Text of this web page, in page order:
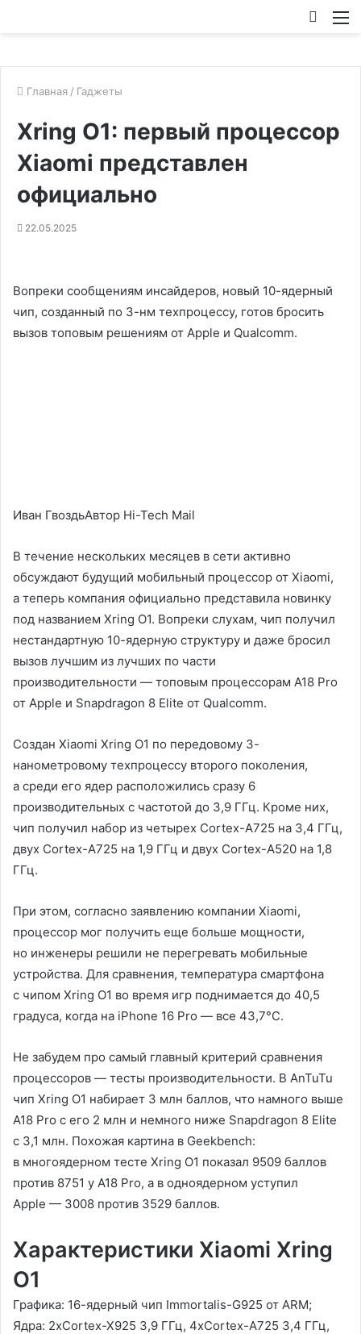
Главная / Гаджеты
Xring O1: первый процессор
Xiaomi представлен
официально
22.05.2025
Вопреки сообщениям инсайдеров, новый 10-ядерный
чип, созданный по 3-нм техпроцессу, готов бросить
вызов топовым решениям от Apple и Qualcomm.
Иван ГвоздьАвтор Hi-Tech Mail
В течение нескольких месяцев в сети активно
обсуждают будущий мобильный процессор от Xiaomi,
а теперь компания официально представила новинку
под названием Xring O1. Вопреки слухам, чип получил
нестандартную 10-ядерную структуру и даже бросил
вызов лучшим из лучших по части
производительности — топовым процессорам A18 Pro
от Apple и Snapdragon 8 Elite от Qualcomm.
Создан Xiaomi Xring O1 по передовому 3-
нанометровому техпроцессу второго поколения,
а среди его ядер расположились сразу 6
производительных с частотой до 3,9 ГГц. Кроме них,
чип получил набор из четырех Cortex-A725 на 3,4 ГГц,
двух Cortex-A725 на 1,9 ГГц и двух Cortex-A520 на 1,8
ГГц.
При этом, согласно заявлению компании Xiaomi,
процессор мог получить еще больше мощности,
но инженеры решили не перегревать мобильные
устройства. Для сравнения, температура смартфона
с чипом Xring O1 во время игр поднимается до 40,5
градуса, когда на iPhone 16 Pro — все 43,7°C.
Не забудем про самый главный критерий сравнения
процессоров — тесты производительности. В AnTuTu
чип Xring O1 набирает 3 млн баллов, что намного выше
A18 Pro с его 2 млн и немного ниже Snapdragon 8 Elite
с 3,1 млн. Похожая картина в Geekbench:
в многоядерном тесте Xring O1 показал 9509 баллов
против 8751 у A18 Pro, а в одноядерном уступил
Apple — 3008 против 3529 баллов.
Характеристики Xiaomi Xring
O1
Графика: 16-ядерный чип Immortalis-G925 от ARM;
Ядра: 2хCortex-X925 3,9 ГГц, 4хCortex-A725 3,4 ГГц,